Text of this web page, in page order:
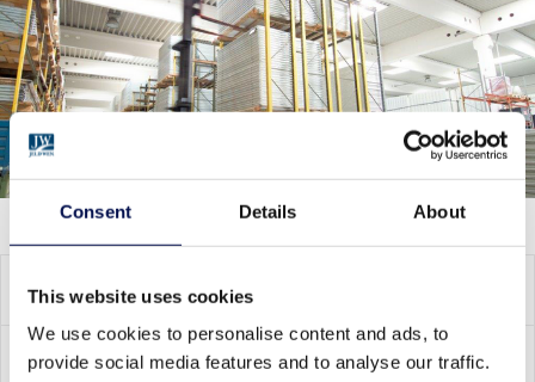
Consent Details About
This website uses cookies
We use cookies to personalise content and ads, to
provide social media features and to analyse our traffic.
CECHY PRODUKTU
WAŻNE CECHY KONSTRUKCYJNE